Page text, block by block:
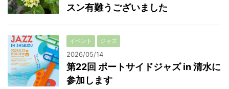
スン有難うございました
イベント ジャズ
2026/05/14
第22回 ポートサイドジャズ in 清水に
参加します